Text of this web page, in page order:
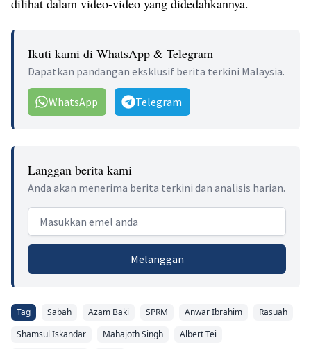
Ikuti kami di WhatsApp & Telegram
Dapatkan pandangan eksklusif berita terkini Malaysia.
WhatsApp Telegram
Langgan berita kami
Anda akan menerima berita terkini dan analisis harian.
Email address
Melanggan
Tag Sabah Azam Baki SPRM Anwar Ibrahim
Rasuah
Shamsul Iskandar
Mahajoth Singh
Albert Tei